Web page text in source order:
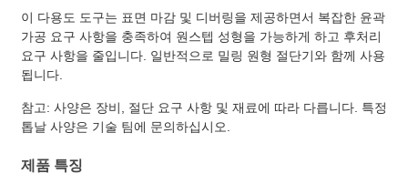
이 다용도 도구는 표면 마감 및 디버링을 제공하면서 복잡한 윤곽
가공 요구 사항을 충족하여 원스텝 성형을 가능하게 하고 후처리
요구 사항을 줄입니다. 일반적으로 밀링 원형 절단기와 함께 사용
됩니다.
참고: 사양은 장비, 절단 요구 사항 및 재료에 따라 다릅니다. 특정
톱날 사양은 기술 팀에 문의하십시오.
제품 특징